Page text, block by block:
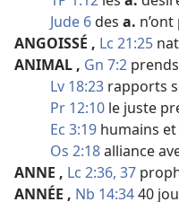
Jude 6des a.
ANGOISSÉ , Lc 21:25
ANIMAL , Gn 7:2
Lv 18:23 rapports
Pr 12:10 le juste
Ec 3:19 humains et
Os 2:18alliance
ANNE , Lc 2:36, 37
ANNÉE , Nb 14:3440